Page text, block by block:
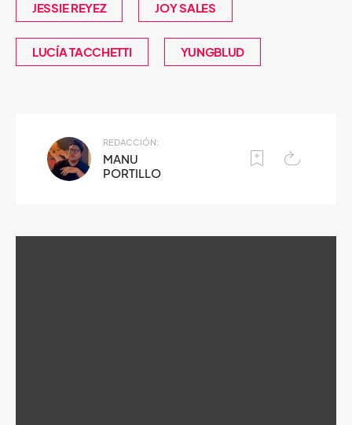
JESSIE REYEZ JOY SALES
LUCÍA TACCHETTI YUNGBLUD
REDACCIÓN:
MANU
PORTILLO